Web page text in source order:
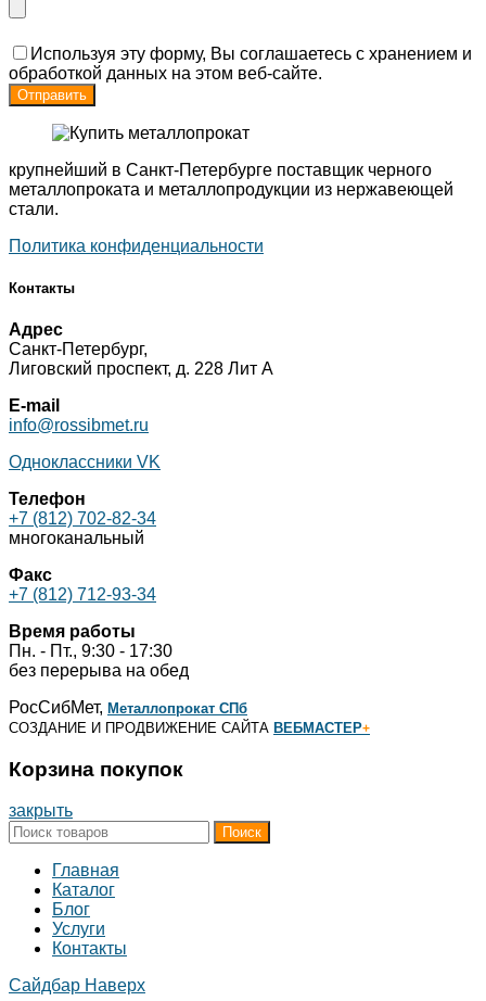
Используя эту форму, Вы соглашаетесь с хранением и
обработкой данных на этом веб-сайте.
крупнейший в Санкт-Петербурге поставщик черного
металлопроката и металлопродукции из нержавеющей
стали.
Политика конфиденциальности
Контакты
Адрес
Санкт-Петербург,
Лиговский проспект, д. 228 Лит А
E-mail
info@rossibmet.ru
Одноклассники VK
Телефон
+7 (812) 702-82-34
многоканальный
Факс
+7 (812) 712-93-34
Время работы
Пн. - Пт., 9:30 - 17:30
без перерыва на обед
РосСибМет, Металлопрокат СПб
СОЗДАНИЕ И ПРОДВИЖЕНИЕ САЙТА ВЕБМАСТЕР+
Корзина покупок
закрыть
Поиск
Главная
Каталог
Блог
Услуги
Контакты
Сайдбар Наверх